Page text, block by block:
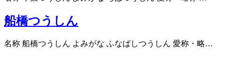
船橋つうしん
名称 船橋つうしん よみがな ふなばしつうしん 愛称・略…